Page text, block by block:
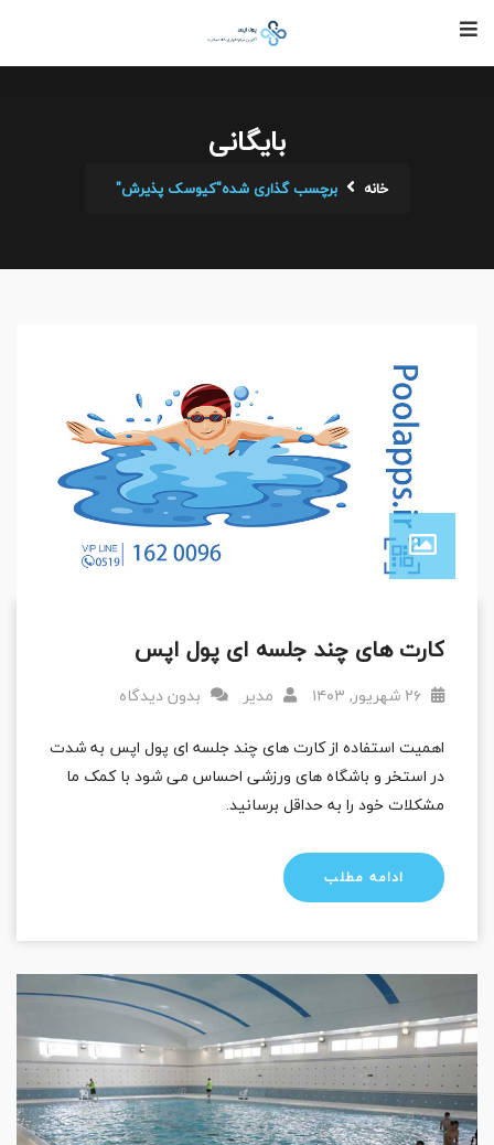
بایگانی
خانه برچسب گذاری شده"کیوسک پذیرش"
کارت های چند جلسه ای پول اپس
مدیر
بدون دیدگاه
اهمیت استفاده از کارت های چند جلسه ای پول اپس به شدت
در استخر و باشگاه های ورزشی احساس می شود با کمک ما
مشکلات خود را به حداقل برسانید.
ادامه مطلب